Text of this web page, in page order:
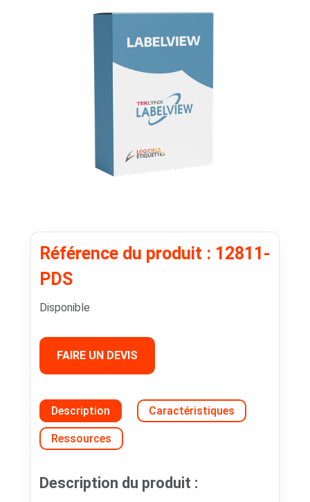
Référence du produit : 12811-
PDS
Disponible
FAIRE UN DEVIS
Description Caractéristiques
Ressources
Description du produit :